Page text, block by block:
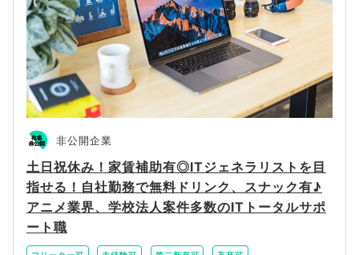
非公開企業
土日祝休み！家賃補助有◎ITジェネラリストを目
指せる！自社勤務で無料ドリンク、スナック有♪
アニメ業界、学校法人案件多数のITトータルサポ
ート職